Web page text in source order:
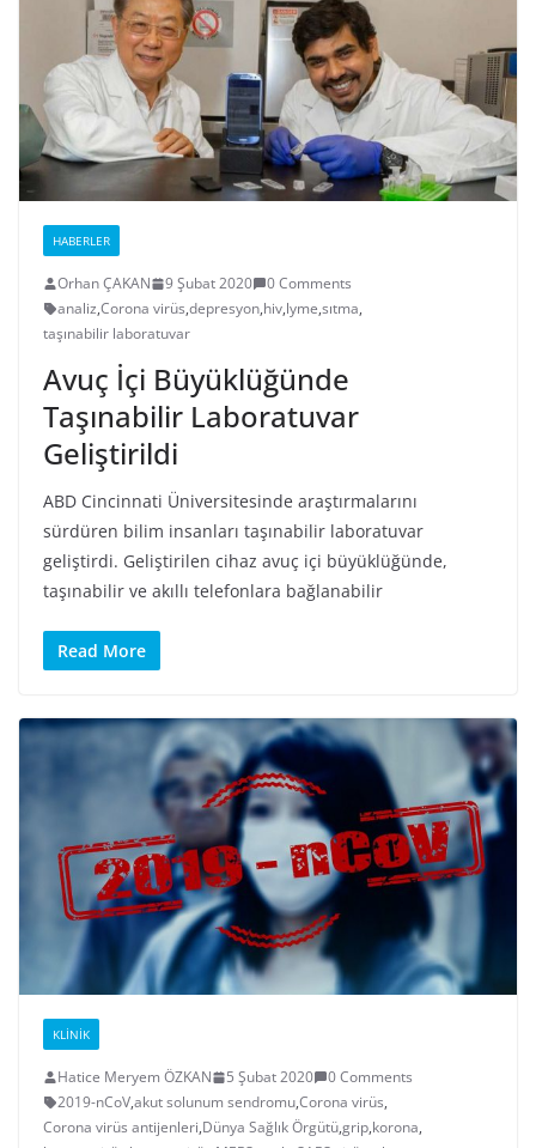
HABERLER
Orhan ÇAKAN 9 Şubat 2020
0 Comments
analiz,Corona virüs,depresyon,hiv,lyme,sıtma,
taşınabilir laboratuvar
Avuç İçi Büyüklüğünde
Taşınabilir Laboratuvar
Geliştirildi
ABD Cincinnati Üniversitesinde araştırmalarını
sürdüren bilim insanları taşınabilir laboratuvar
geliştirdi. Geliştirilen cihaz avuç içi büyüklüğünde,
taşınabilir ve akıllı telefonlara bağlanabilir
Read More
KLINIK
Hatice Meryem ÖZKAN 5 Şubat 2020
0 Comments
2019-nCoV,akut solunum sendromu,Corona virüs,
Corona virüs antijenleri,Dünya Sağlık Örgütü,grip,korona,